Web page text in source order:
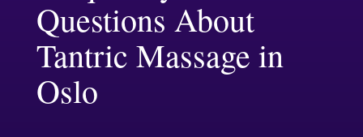
Questions About
Tantric Massage in
Oslo